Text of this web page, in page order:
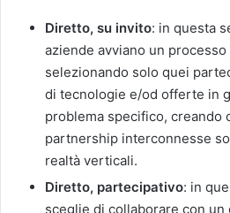
Diretto, su invito: in questa
aziende avviano un
selezionando solo quei
di tecnologie e/od offerte in
problema specifico, creando
partnership interconnesse
realtà verticali.
Diretto, partecipativo: in
sceglie di collaborare con